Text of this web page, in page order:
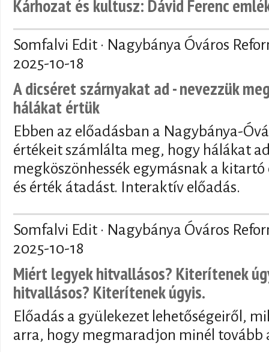
Kárhozat és kultusz: Dávid Ferenc
Somfalvi Edit · Nagybánya Óváros
2025-10-18
A dicséret szárnyakat ad - nevezzük
hálákat értük
Ebben az előadásban a Nagybánya-
értékeit számlálta meg, hogy hálákat
megköszönhessék egymásnak a
és érték átadást. Interaktív előadás.
Somfalvi Edit · Nagybánya Óváros
2025-10-18
Miért legyek hitvallásos? Kiterítenek
hitvallásos? Kiterítenek úgyis.
Előadás a gyülekezet lehetőségeiről,
arra, hogy megmaradjon minél tovább